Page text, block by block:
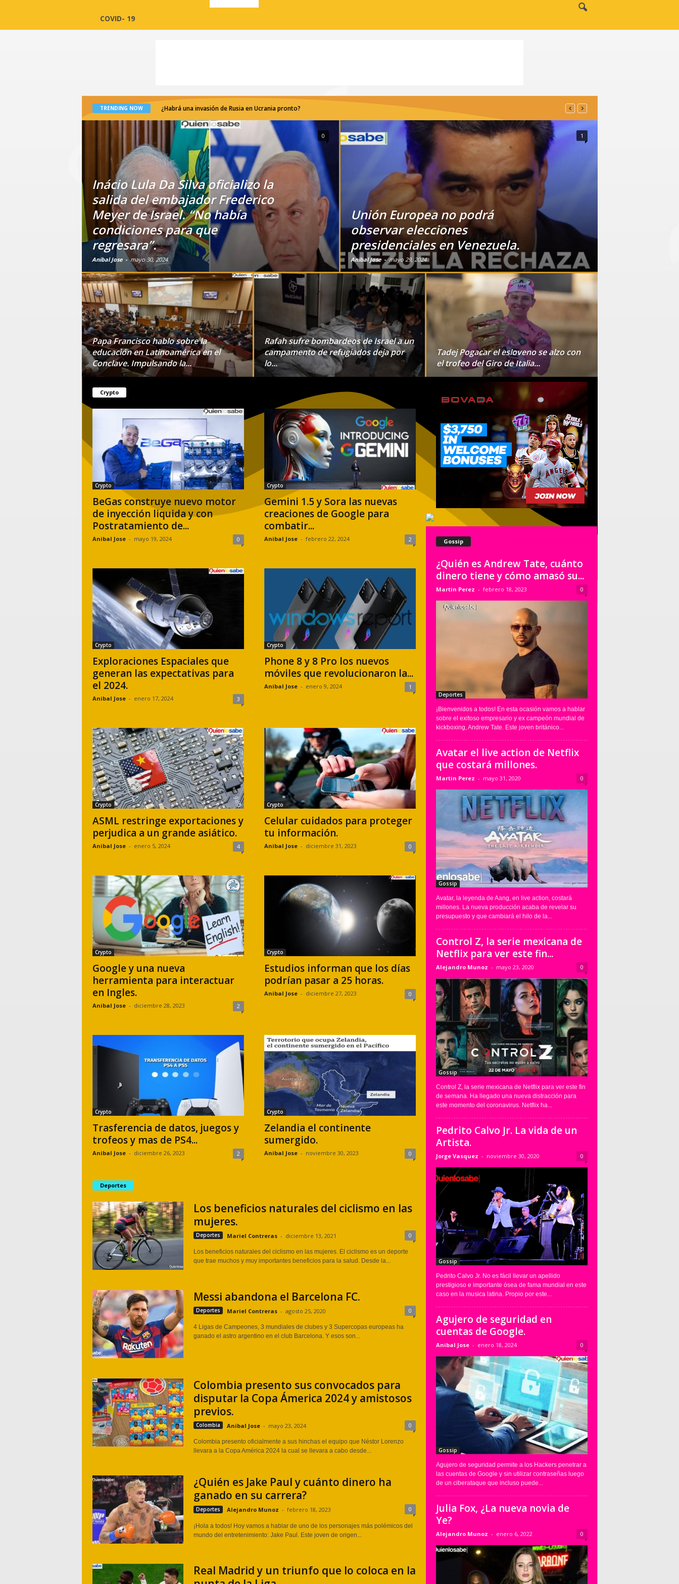
COVID- 19
TRENDING NOW ¿Habrá una invasión de Rusia en Ucrania pronto?
Inácio Lula Da Silva oficializo la
salida del embajador Frederico
Meyer de Israel. “No había
condiciones para que
regresara”.
Anibal Jose - mayo 30, 2024
0
Unión Europea no podrá
observar elecciones
presidenciales en Venezuela.
Anibal Jose - mayo 29, 2024
1
Papa Francisco hablo sobre la
educación en Latinoamérica en el
Conclave. Impulsando la...
Rafah sufre bombardeos de Israel a un
campamento de refugiados deja por
lo...
Tadej Pogacar el esloveno se alzo con
el trofeo del Giro de Italia...
Crypto
Crypto
BeGas construye nuevo motor
de inyección liquida y con
Postratamiento de...
Anibal Jose - mayo 19, 2024 0
Crypto
Gemini 1.5 y Sora las nuevas
creaciones de Google para
combatir...
Anibal Jose - febrero 22, 2024 2
Crypto
Exploraciones Espaciales que
generan las expectativas para
el 2024.
Anibal Jose - enero 17, 2024 3
Crypto
Phone 8 y 8 Pro los nuevos
móviles que revolucionaron la...
Anibal Jose - enero 9, 2024 1
Crypto
ASML restringe exportaciones y
perjudica a un grande asiático.
Anibal Jose - enero 5, 2024 4
Crypto
Celular cuidados para proteger
tu información.
Anibal Jose - diciembre 31, 2023 0
Crypto
Google y una nueva
herramienta para interactuar
en Ingles.
Anibal Jose - diciembre 28, 2023 2
Crypto
Estudios informan que los días
podrían pasar a 25 horas.
Anibal Jose - diciembre 27, 2023 0
Crypto
Trasferencia de datos, juegos y
trofeos y mas de PS4...
Anibal Jose - diciembre 26, 2023 2
Crypto
Zelandia el continente
sumergido.
Anibal Jose - noviembre 30, 2023 0
Deportes
Los beneficios naturales del ciclismo en las
mujeres.
Deportes Mariel Contreras - diciembre 13, 2021 0
Los beneficios naturales del ciclismo en las mujeres. El ciclismo es un deporte
que trae muchos y muy importantes beneficios para la salud. Desde la...
Messi abandona el Barcelona FC.
Deportes Mariel Contreras - agosto 25, 2020 0
4 Ligas de Campeones, 3 mundiales de clubes y 3 Supercopas europeas ha
ganado el astro argentino en el club Barcelona. Y esos son...
Colombia presento sus convocados para
disputar la Copa Ámerica 2024 y amistosos
previos.
Colombia Anibal Jose - mayo 23, 2024 0
Colombia presento oficialmente a sus hinchas el equipo que Néstor Lorenzo
llevara a la Copa América 2024 la cual se llevara a cabo desde...
¿Quién es Jake Paul y cuánto dinero ha
ganado en su carrera?
Deportes Alejandro Munoz - febrero 18, 2023 0
¡Hola a todos! Hoy vamos a hablar de uno de los personajes más polémicos del
mundo del entretenimiento: Jake Paul. Este joven de origen...
Real Madrid y un triunfo que lo coloca en la
Gossip
¿Quién es Andrew Tate, cuánto
dinero tiene y cómo amasó su...
Martin Perez - febrero 18, 2023 0
Deportes
¡Bienvenidos a todos! En esta ocasión vamos a hablar
sobre el exitoso empresario y ex campeón mundial de
kickboxing, Andrew Tate. Este joven británico...
Avatar el live action de Netflix
que costará millones.
Martin Perez - mayo 31, 2020 0
Gossip
Avatar, la leyenda de Aang, en live action, costará
millones. La nueva producción acaba de revelar su
presupuesto y que cambiará el hilo de la...
Control Z, la serie mexicana de
Netflix para ver este fin...
Alejandro Munoz - mayo 23, 2020 0
Gossip
Control Z, la serie mexicana de Netflix para ver este fin
de semana. Ha llegado una nueva distracción para
este momento del coronavirus. Netflix ha...
Pedrito Calvo Jr. La vida de un
Artista.
Jorge Vasquez - noviembre 30, 2020 0
Gossip
Pedrito Calvo Jr. No es fácil llevar un apellido
prestigioso e importante ósea de fama mundial en este
caso en la musica latina. Propio por este...
Agujero de seguridad en
cuentas de Google.
Anibal Jose - enero 18, 2024 0
Gossip
Agujero de seguridad permite a los Hackers penetrar a
las cuentas de Google y sin utilizar contraseñas luego
de un ciberataque que incluso puede...
Julia Fox, ¿La nueva novia de
Ye?
Alejandro Munoz - enero 6, 2022 0